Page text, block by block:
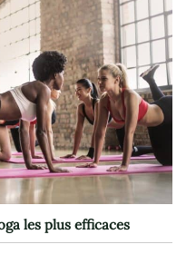
les plus efficaces